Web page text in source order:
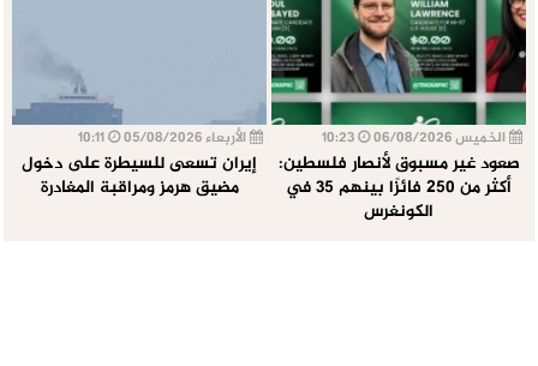
الخميس 06/08/2026
صعود غير مسبوق لأنصار فلسطين:
أكثر من 250 فائزًا بينهم 35 في
الكونغرس
الأربعاء 05/08/2026
إيران تسعى للسيطرة على دخول
مضيق هرمز ومراقبة المغادرة